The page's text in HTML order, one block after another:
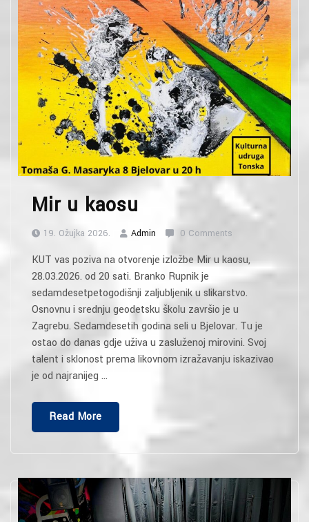
Mir u kaosu
19. Ožujka 2026. Admin 0 Comments
KUT vas poziva na otvorenje izložbe Mir u kaosu,
28.03.2026. od 20 sati. Branko Rupnik je
sedamdesetpetogodišnji zaljubljenik u slikarstvo.
Osnovnu i srednju geodetsku školu završio je u
Zagrebu. Sedamdesetih godina seli u Bjelovar. Tu je
ostao do danas gdje uživa u zasluženoj mirovini. Svoj
talent i sklonost prema likovnom izražavanju iskazivao
je od najranijeg …
Read More“Mir
U
Kaosu”